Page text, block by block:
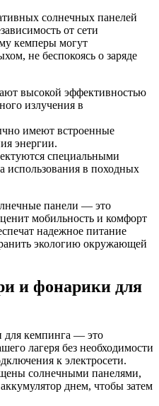
солнечных панелей
от сети
кемперы могут
не беспокоясь о заряде
высокой эффективностью
излучения в
имеют встроенные
энергии.
специальными
использования в походных
панели — это
мобильность и комфорт
надежное питание
экологию окружающей
и фонарики для
кемпинга — это
лагеря без необходимости
к электросети.
солнечными панелями,
днем, чтобы затем